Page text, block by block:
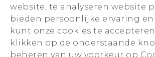
website, te analyseren website
bieden persoonlijke ervaring en
kunt onze cookies te
klikken op de onderstaande
beheren van uw voorkeur op
Informatie over het bedrijf
Voor beleggers (engels)
Cookie Preferences
© 2011-2026 HTC Corporation